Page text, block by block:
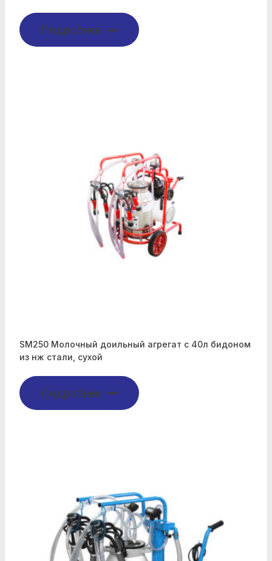
Подробнее
SM250 Молочный доильный агрегат с 40л бидоном
из нж стали, сухой
Подробнее